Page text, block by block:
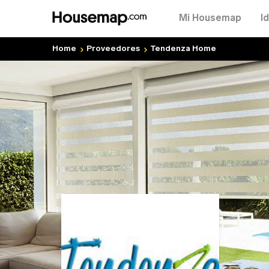
Mi Housemap
Home Proveedores Tendenza Home
Tu